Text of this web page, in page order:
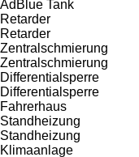
AdBlue Tank
Retarder
Retarder
Zentralschmierung
Zentralschmierung
Differentialsperre
Differentialsperre
Fahrerhaus
Standheizung
Standheizung
Klimaanlage